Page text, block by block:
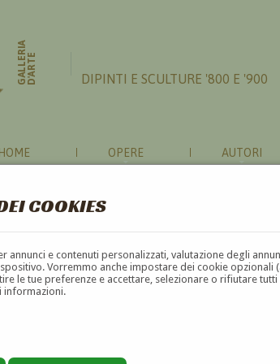
COOKIES
annunci e contenuti personalizzati, valutazione degli
Vorremmo anche impostare dei cookie
le tue preferenze e accettare, selezionare o rifiutare
informazioni.
GALLERIAD'ARTE DIPINTI E SCULTURE '800 E '900
HOME OPERE AUTORI
D E F G H I J K L M N